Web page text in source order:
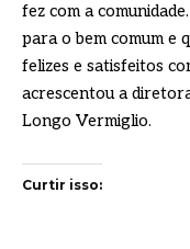
fez com a
para o bem comum e
felizes e satisfeitos
acrescentou a
Longo Vermiglio.
Curtir isso: